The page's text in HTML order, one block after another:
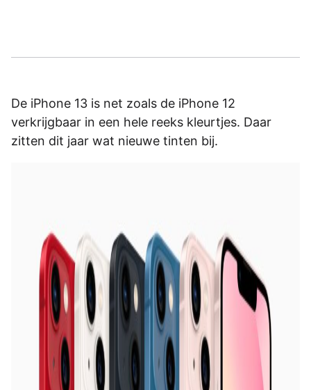
De iPhone 13 is net zoals de iPhone 12
verkrijgbaar in een hele reeks kleurtjes. Daar
zitten dit jaar wat nieuwe tinten bij.